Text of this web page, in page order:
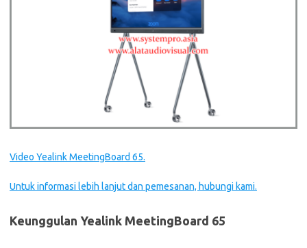
Video Yealink MeetingBoard 65.
Untuk informasi lebih lanjut dan pemesanan, hubungi kami.
Keunggulan Yealink MeetingBoard 65